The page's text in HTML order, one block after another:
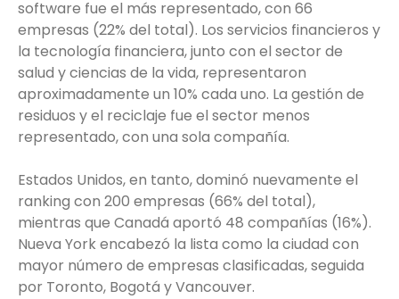
software fue el más representado, con 66
empresas (22% del total). Los servicios financieros y
la tecnología financiera, junto con el sector de
salud y ciencias de la vida, representaron
aproximadamente un 10% cada uno. La gestión de
residuos y el reciclaje fue el sector menos
representado, con una sola compañía.
Estados Unidos, en tanto, dominó nuevamente el
ranking con 200 empresas (66% del total),
mientras que Canadá aportó 48 compañías (16%).
Nueva York encabezó la lista como la ciudad con
mayor número de empresas clasificadas, seguida
por Toronto, Bogotá y Vancouver.